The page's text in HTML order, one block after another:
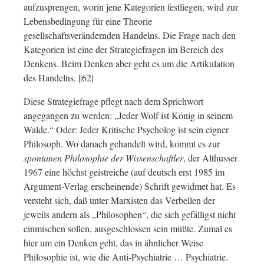
aufzusprengen, worin jene Kategorien festliegen, wird zur
Lebensbedingung für eine Theorie
gesellschaftsverändernden Handelns. Die Frage nach den
Kategorien ist eine der Strategiefragen im Bereich des
Denkens. Beim Denken aber geht es um die Artikulation
des Handelns. ||62|
Diese Strategiefrage pflegt nach dem Sprichwort
angegangen zu werden: „Jeder Wolf ist König in seinem
Walde.“ Oder: Jeder Kritische Psycholog ist sein eigner
Philosoph. Wo danach gehandelt wird, kommt es zur
spontanen Philosophie der Wissenschaftler, der Althusser
1967 eine höchst geistreiche (auf deutsch erst 1985 im
Argument-Verlag erscheinende) Schrift gewidmet hat. Es
versteht sich, daß unter Marxisten das Verbellen der
jeweils andern als „Philosophen“, die sich gefälligst nicht
einmischen sollen, ausgeschlossen sein müßte. Zumal es
hier um ein Denken geht, das in ähnlicher Weise
Philosophie ist, wie die Anti-Psychiatrie … Psychiatrie.